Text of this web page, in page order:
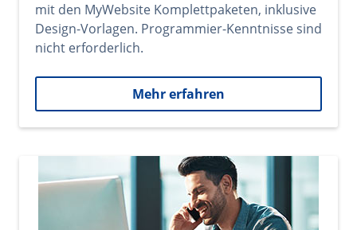
mit den MyWebsite Komplettpaketen, inklusive
Design-Vorlagen. Programmier-Kenntnisse sind
nicht erforderlich.
Mehr erfahren